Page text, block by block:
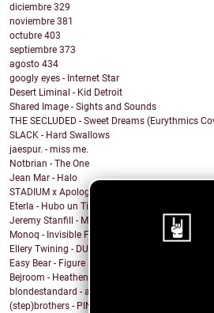
diciembre 329
noviembre 381
octubre 403
septiembre 373
agosto 434
googly eyes - Internet Star
Desert Liminal - Kid Detroit
Shared Image - Sights and Sounds
THE SECLUDED - Sweet Dreams (Eurythmics
SLACK - Hard Swallows
jaespur. - miss me.
Notbrian - The One
Jean Mar - Halo
STADIUM x Apologygrl - Ocean Wave
Eterla - Hubo un Tiempo
Jeremy Stanfill - Moving Day
Monoq - Invisible Finish Line
Ellery Twining - DUSTY SPRINGFIELD'S RECORD
Easy Bear - Figure It Out
Bejroom - Heathens
blondestandard - arms of another
(step)brothers - PINOT NOIR